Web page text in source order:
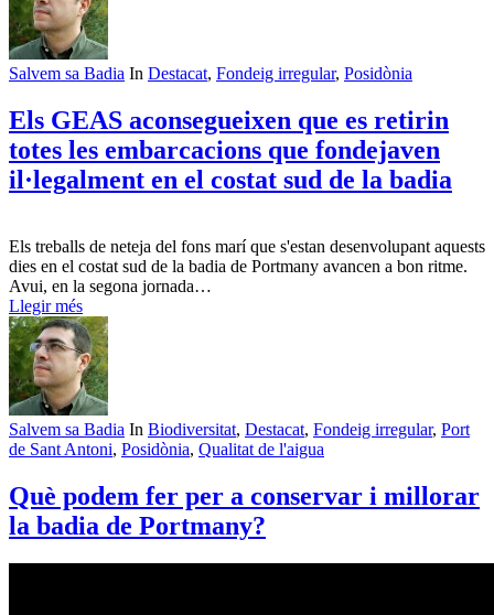
Salvem sa Badia In Destacat, Fondeig irregular, Posidònia
Els GEAS aconsegueixen que es retirin
totes les embarcacions que fondejaven
il·legalment en el costat sud de la badia
Els treballs de neteja del fons marí que s'estan desenvolupant aquests
dies en el costat sud de la badia de Portmany avancen a bon ritme.
Avui, en la segona jornada…
Llegir més
Salvem sa Badia In Biodiversitat, Destacat, Fondeig irregular, Port
de Sant Antoni, Posidònia, Qualitat de l'aigua
Què podem fer per a conservar i millorar
la badia de Portmany?